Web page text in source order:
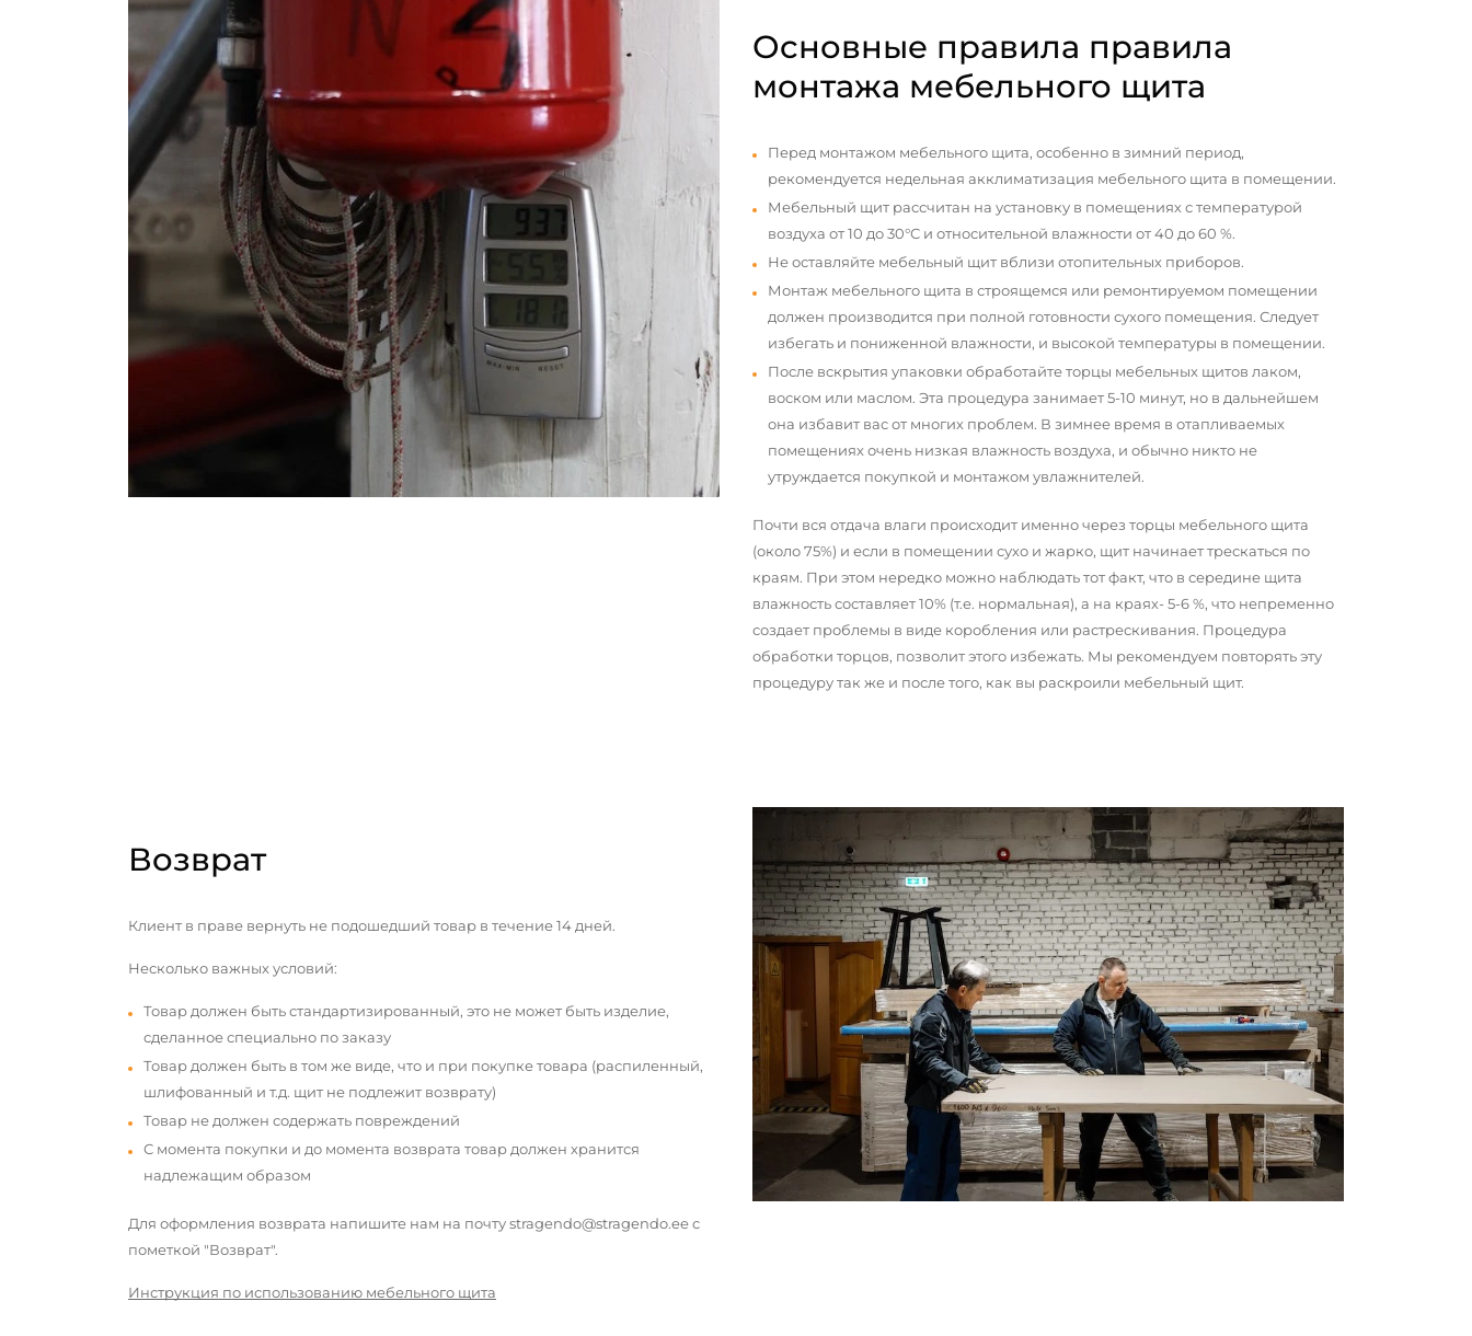
Основные правила правила
монтажа мебельного щита
Перед монтажом мебельного щита, особенно в зимний период,
рекомендуется недельная акклиматизация мебельного щита в помещении.
Мебельный щит рассчитан на установку в помещениях с температурой
воздуха от 10 до 30°С и относительной влажности от 40 до 60 %.
Не оставляйте мебельный щит вблизи отопительных приборов.
Монтаж мебельного щита в строящемся или ремонтируемом помещении
должен производится при полной готовности сухого помещения. Следует
избегать и пониженной влажности, и высокой температуры в помещении.
После вскрытия упаковки обработайте торцы мебельных щитов лаком,
воском или маслом. Эта процедура занимает 5-10 минут, но в дальнейшем
она избавит вас от многих проблем. В зимнее время в отапливаемых
помещениях очень низкая влажность воздуха, и обычно никто не
утруждается покупкой и монтажом увлажнителей.
Почти вся отдача влаги происходит именно через торцы мебельного щита
(около 75%) и если в помещении сухо и жарко, щит начинает трескаться по
краям. При этом нередко можно наблюдать тот факт, что в середине щита
влажность составляет 10% (т.е. нормальная), а на краях- 5-6 %, что непременно
создает проблемы в виде коробления или растрескивания. Процедура
обработки торцов, позволит этого избежать. Мы рекомендуем повторять эту
процедуру так же и после того, как вы раскроили мебельный щит.
Возврат
Клиент в праве вернуть не подошедший товар в течение 14 дней.
Несколько важных условий:
Товар должен быть стандартизированный, это не может быть изделие,
сделанное специально по заказу
Товар должен быть в том же виде, что и при покупке товара (распиленный,
шлифованный и т.д. щит не подлежит возврату)
Товар не должен содержать повреждений
С момента покупки и до момента возврата товар должен хранится
надлежащим образом
Для оформления возврата напишите нам на почту stragendo@stragendo.ee с
пометкой "Возврат".
Инструкция по использованию мебельного щита